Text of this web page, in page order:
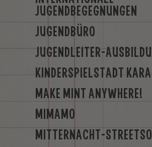
JUGENDBEGEGNUNGEN
JUGENDBÜRO
JUGENDLEITER-
KINDERSPIELSTADT
MAKE MINT ANYWHERE!
MIMAMO
MITTERNACHT-